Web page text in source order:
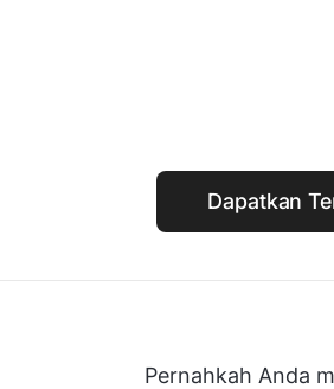
Dapatkan
Pernahkah Anda